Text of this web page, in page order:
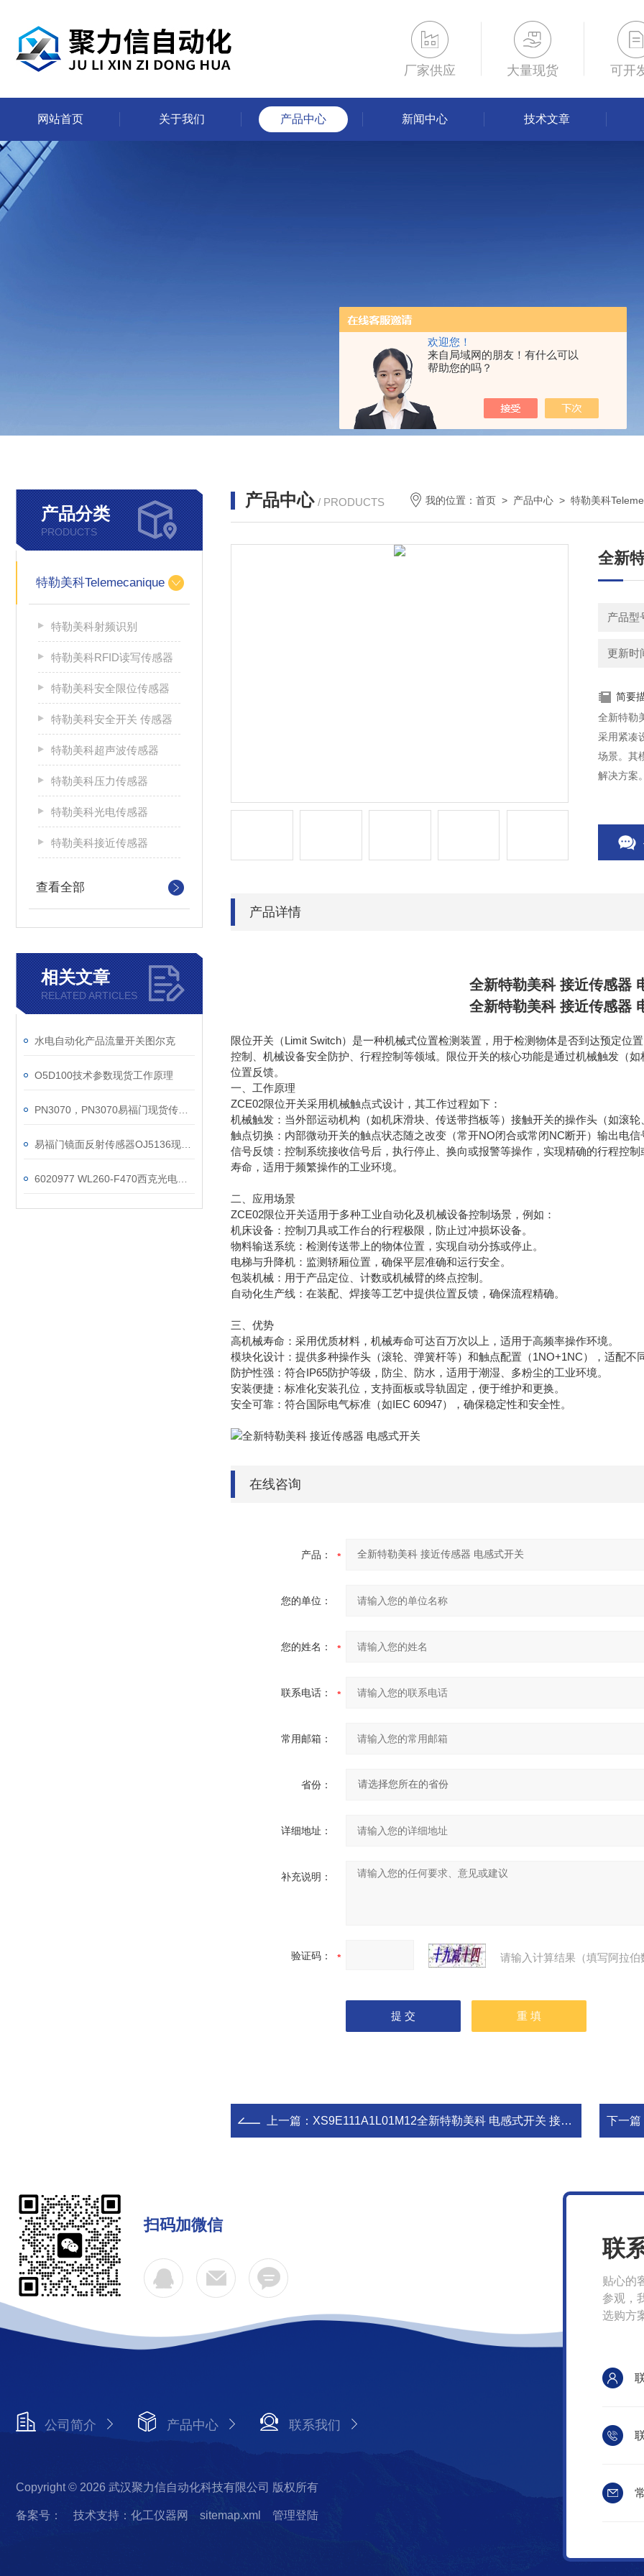
欢迎您！
来自局域网的朋友！有什么可以
帮助您的吗？
厂家供应 大量现货 可开
网站首页 关于我们 产品中心 新闻中心 技术文章
产品分类
PRODUCTS
特勒美科Telemecanique
特勒美科射频识别
特勒美科RFID读写传感器
特勒美科安全限位传感器
特勒美科安全开关 传感器
特勒美科超声波传感器
特勒美科压力传感器
特勒美科光电传感器
特勒美科接近传感器
查看全部
相关文章
RELATED ARTICLES
水电自动化产品流量开关图尔克
O5D100技术参数现货工作原理
产品中心 / PRODUCTS 我的位置：首页 > 产品中心 >特勒美科
全新
产品型
更新时
简要
全新特勒
采用紧凑
场景。其
解决方案。
产品详情
全新特勒美科 接近传感器
全新特勒美科 接近传感器
限位开关（Limit Switch）是一种机械式位置检测装置，用于检测物体是否到达预定位
控制、机械设备安全防护、行程控制等领域。限位开关的核心功能是通过机械触发（
位置反馈。
一、工作原理
ZCE02限位开关采用机械触点式设计，其工作过程如下：
机械触发：当外部运动机构（如机床滑块、传送带挡板等）接触开关的操作头（如滚
触点切换：内部微动开关的触点状态随之改变（常开NO闭合或常闭NC断开）输出电信
信号反馈：控制系统接收信号后，执行停止、换向或报警等操作，实现精确的行程控
寿命，适用于频繁操作的工业环境。
二、应用场景
ZCE02限位开关适用于多种工业自动化及机械设备控制场景，例如：
机床设备：控制刀具或工作台的行程极限，防止过冲损坏设备。
物料输送系统：检测传送带上的物体位置，实现自动分拣或停止。
电梯与升降机：监测轿厢位置，确保平层准确和运行安全。
包装机械：用于产品定位、计数或机械臂的终点控制。
自动化生产线：在装配、焊接等工艺中提供位置反馈，确保流程精确。
三、优势
高机械寿命：采用优质材料，机械寿命可达百万次以上，适用于高频率操作环境。
模块化设计：提供多种操作头（滚轮、弹簧杆等）和触点配置（1NO+1NC），适配不
防护性强：符合IP65防护等级，防尘、防水，适用于潮湿、多粉尘的工业环境。
安装便捷：标准化安装孔位，支持面板或导轨固定，便于维护和更换。
安全可靠：符合国际电气标准（如IEC 60947），确保稳定性和安全性。
在线咨询
产品：
您的单位：
您的姓名：
联系电话：
常用邮箱：
省份：
详细地址：
补充说明：
验证码： 请输入计算结果（填写阿拉
上一篇： XS9E111A1L01M12全新特勒美科 电感式开关 接近传感器 下一篇
扫码加微信
公司简介 产品中心 联系我们
Copyright © 2026 武汉聚力信自动化科技有限公司 版权所有
备案号： 技术支持：化工仪器网 sitemap.xml 管理登陆
联
贴心的
参观，
选购方